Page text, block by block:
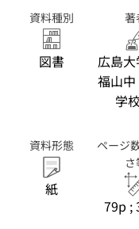
資料種別
図書
著
広島
福山
学
資料形態
紙
ページ
79p ;